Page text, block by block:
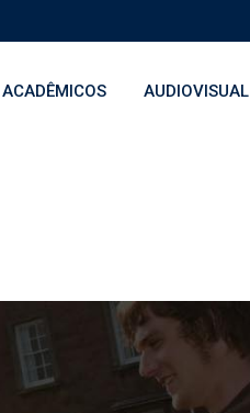
ACADÊMICOS AUDIOVISUAL